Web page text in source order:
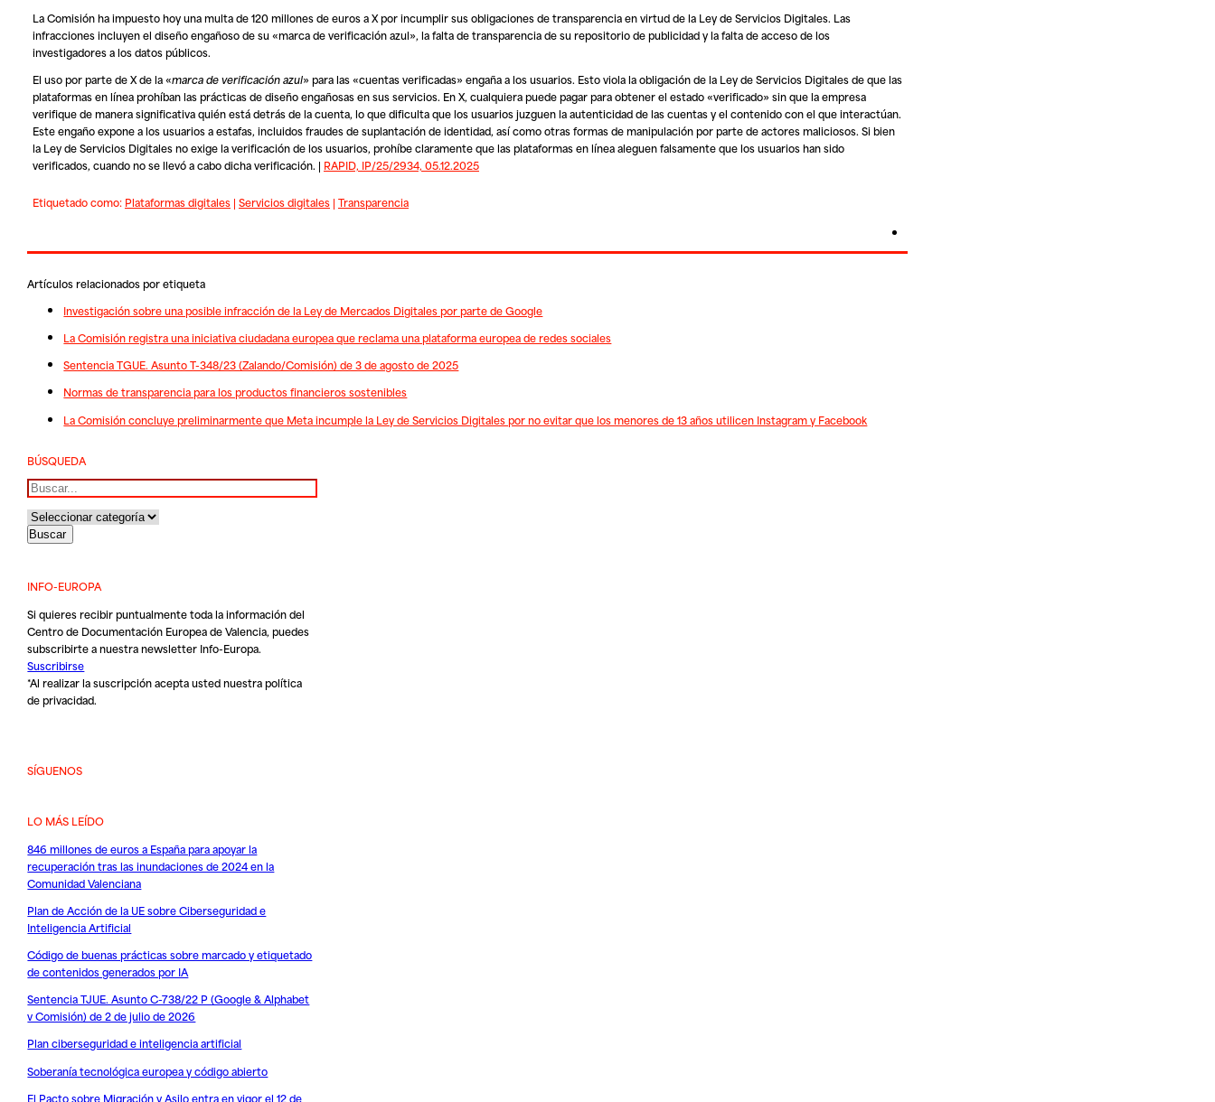
La Comisión ha impuesto hoy una multa de 120 millones de euros a X por incumplir sus obligaciones de transparencia en virtud de la Ley de Servicios Digitales. Las
infracciones incluyen el diseño engañoso de su «marca de verificación azul», la falta de transparencia de su repositorio de publicidad y la falta de acceso de los
investigadores a los datos públicos.
El uso por parte de X de la «marca de verificación azul» para las «cuentas verificadas» engaña a los usuarios. Esto viola la obligación de la Ley de Servicios Digitales de que las
plataformas en línea prohíban las prácticas de diseño engañosas en sus servicios. En X, cualquiera puede pagar para obtener el estado «verificado» sin que la empresa
verifique de manera significativa quién está detrás de la cuenta, lo que dificulta que los usuarios juzguen la autenticidad de las cuentas y el contenido con el que interactúan.
Este engaño expone a los usuarios a estafas, incluidos fraudes de suplantación de identidad, así como otras formas de manipulación por parte de actores maliciosos. Si bien
la Ley de Servicios Digitales no exige la verificación de los usuarios, prohíbe claramente que las plataformas en línea aleguen falsamente que los usuarios han sido
verificados, cuando no se llevó a cabo dicha verificación. | RAPID, IP/25/2934, 05.12.2025
Etiquetado como: Plataformas digitales| Servicios digitales| Transparencia
Artículos relacionados por etiqueta
Investigación sobre una posible infracción de la Ley de Mercados Digitales por parte de Google
La Comisión registra una iniciativa ciudadana europea que reclama una plataforma europea de redes sociales
Sentencia TGUE. Asunto T-348/23 (Zalando/Comisión) de 3 de agosto de 2025
Normas de transparencia para los productos financieros sostenibles
La Comisión concluye preliminarmente que Meta incumple la Ley de Servicios Digitales por no evitar que los menores de 13 años utilicen Instagram y Facebook
BÚSQUEDA
Buscar
INFO-EUROPA
Si quieres recibir puntualmente toda la información del
Centro de Documentación Europea de Valencia, puedes
subscribirte a nuestra newsletter Info-Europa.
Suscribirse
*Al realizar la suscripción acepta usted nuestrapolítica
de privacidad.
SÍGUENOS
LO MÁS LEÍDO
846 millones de euros a España para apoyar la
recuperación tras las inundaciones de 2024 en la
Comunidad Valenciana
Plan de Acción de la UE sobre Ciberseguridad e
Inteligencia Artificial
Código de buenas prácticas sobre marcado y etiquetado
de contenidos generados por IA
Sentencia TJUE. Asunto C-738/22 P (Google & Alphabet
v Comisión) de 2 de julio de 2026
Plan ciberseguridad e inteligencia artificial
Soberanía tecnológica europea y código abierto
El Pacto sobre Migración y Asilo entra en vigor el 12 de